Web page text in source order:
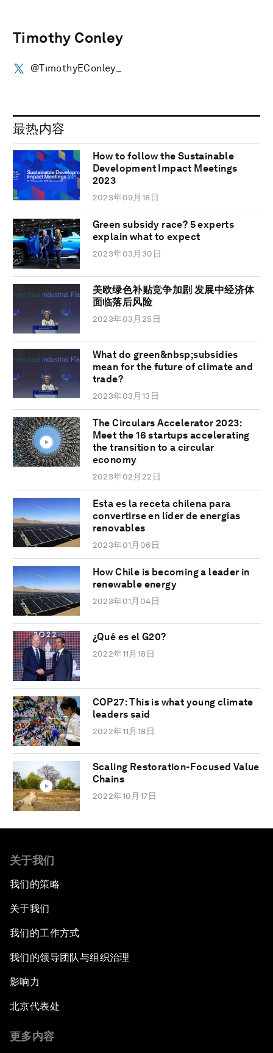
Timothy Conley
@TimothyEConley_
最热内容
How to follow the Sustainable
Development Impact Meetings
2023
2023年09月18日
Green subsidy race? 5 experts
explain what to expect
2023年03月30日
美欧绿色补贴竞争加剧 发展中经济体
面临落后风险
2023年03月25日
What do green&nbsp;subsidies
mean for the future of climate and
trade?
2023年03月13日
The Circulars Accelerator 2023:
Meet the 16 startups accelerating
the transition to a circular
economy
2023年02月22日
Esta es la receta chilena para
convertirse en líder de energías
renovables
2023年01月06日
How Chile is becoming a leader in
renewable energy
2023年01月04日
¿Qué es el G20?
2022年11月18日
COP27: This is what young climate
leaders said
2022年11月18日
Scaling Restoration-Focused Value
Chains
2022年10月17日
关于我们
我们的策略
关于我们
我们的工作方式
我们的领导团队与组织治理
影响力
北京代表处
更多内容